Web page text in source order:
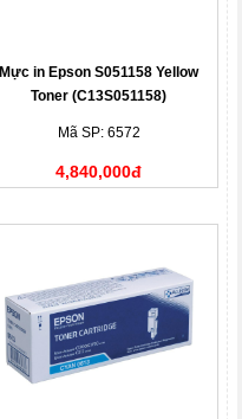
Mực in Epson S051158 Yellow
Toner (C13S051158)
Mã SP: 6572
4,840,000đ